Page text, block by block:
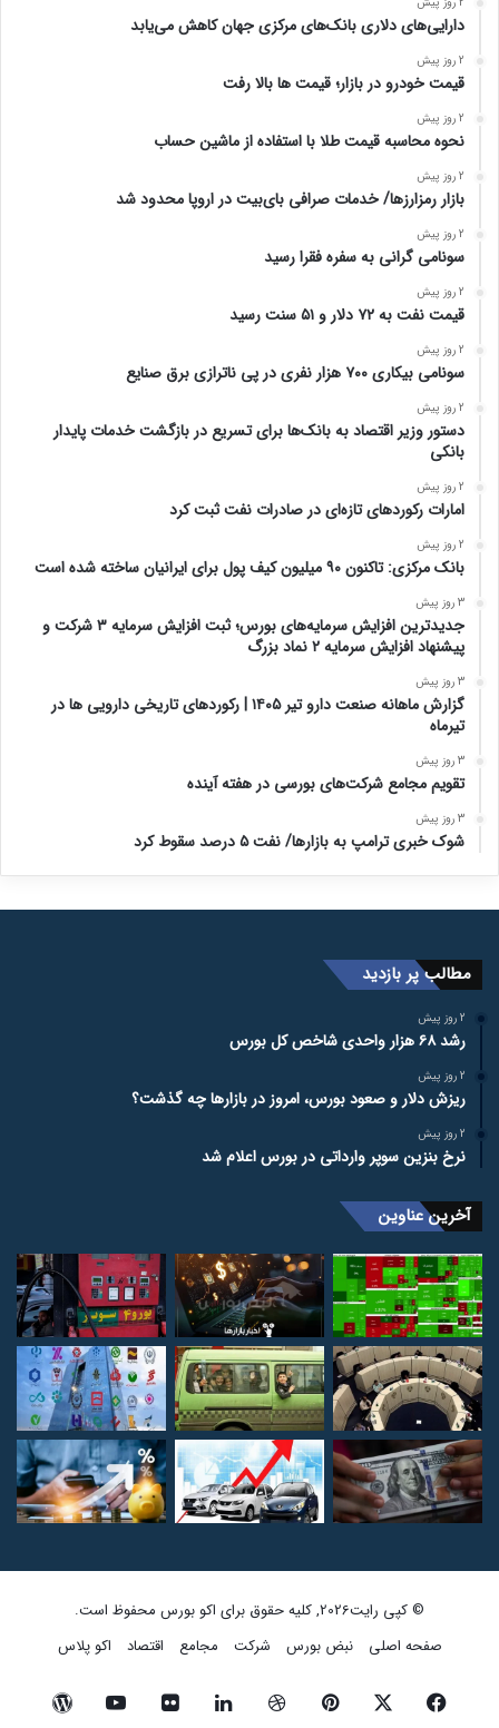
دارایی‌های دلاری بانک‌های مرکزی جهان کاهش می‌یابد
2 روز پیش
قیمت خودرو در بازار؛ قیمت ها بالا رفت
2 روز پیش
نحوه محاسبه قیمت طلا با استفاده از ماشین حساب
2 روز پیش
بازار رمزارزها/ خدمات صرافی بای‌بیت در اروپا محدود شد
2 روز پیش
سونامی گرانی به سفره فقرا رسید
2 روز پیش
قیمت نفت به ۷۲ دلار و ۵۱ سنت رسید
2 روز پیش
سونامی بیکاری ۷۰۰ هزار نفری در پی ناترازی برق صنایع
2 روز پیش
دستور وزیر اقتصاد به بانک‌ها برای تسریع در بازگشت خدمات پایدار
بانکی
2 روز پیش
امارات رکورد‌های تازه‌ای در صادرات نفت ثبت کرد
2 روز پیش
بانک مرکزی: تاکنون ۹۰ میلیون کیف پول برای ایرانیان ساخته شده است
3 روز پیش
جدیدترین افزایش سرمایه‌های بورس؛ ثبت افزایش سرمایه ۳ شرکت و
پیشنهاد افزایش سرمایه ۲ نماد بزرگ
3 روز پیش
گزارش ماهانه صنعت دارو تیر ۱۴۰۵ | رکوردهای تاریخی دارویی ها در
تیرماه
3 روز پیش
تقویم مجامع شرکت‌های بورسی در هفته آینده
3 روز پیش
شوک خبری ترامپ به بازارها/ نفت ۵ درصد سقوط کرد
مطالب پر بازدید
2 روز پیش
رشد ۶۸ هزار واحدی شاخص کل بورس
2 روز پیش
ریزش دلار و صعود بورس، امروز در بازارها چه گذشت؟
2 روز پیش
نرخ بنزین سوپر وارداتی در بورس اعلام شد
آخرین عناوین
© کپی رایت2026, کلیه حقوق برای اکو بورس محفوظ است.
صفحه اصلی
نبض بورس شرکت مجامع اقتصاد اکو پلاس
فیسبوک ایکس پینتریستدریبببل لینکداین تصاویر یوتیوب